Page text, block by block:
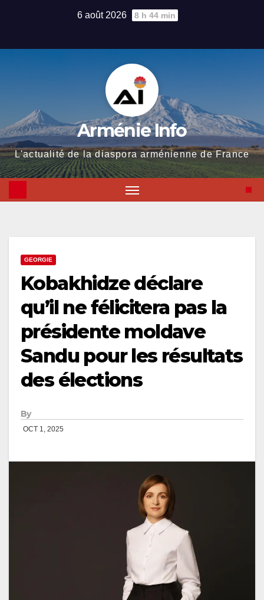
6 août 2026 8 h 44 min
Arménie Info
L'actualité de la diaspora arménienne de France
GEORGIE
Kobakhidze déclare
qu’il ne félicitera pas la
présidente moldave
Sandu pour les résultats
des élections
By
OCT 1, 2025